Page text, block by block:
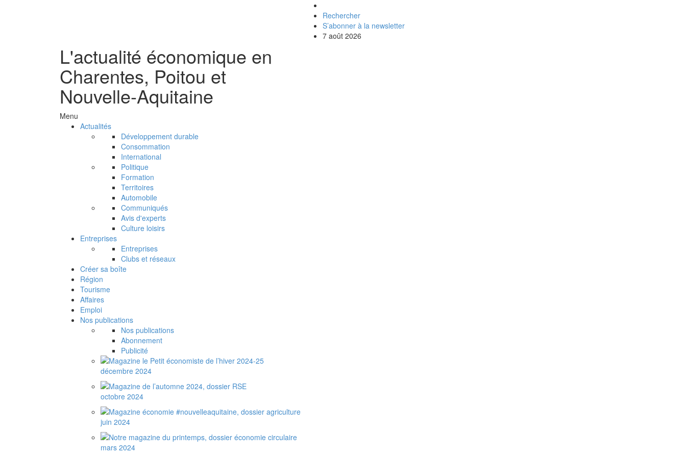
L'actualité économique en
Charentes, Poitou et
Nouvelle-Aquitaine
Rechercher
S’abonner à la newsletter
7 août 2026
Menu
Actualités
Développement durable
Consommation
International
Politique
Formation
Territoires
Automobile
Communiqués
Avis d'experts
Culture loisirs
Entreprises
Entreprises
Clubs et réseaux
Créer sa boîte
Région
Tourisme
Affaires
Emploi
Nos publications
Nos publications
Abonnement
Publicité
décembre 2024
octobre 2024
juin 2024
mars 2024